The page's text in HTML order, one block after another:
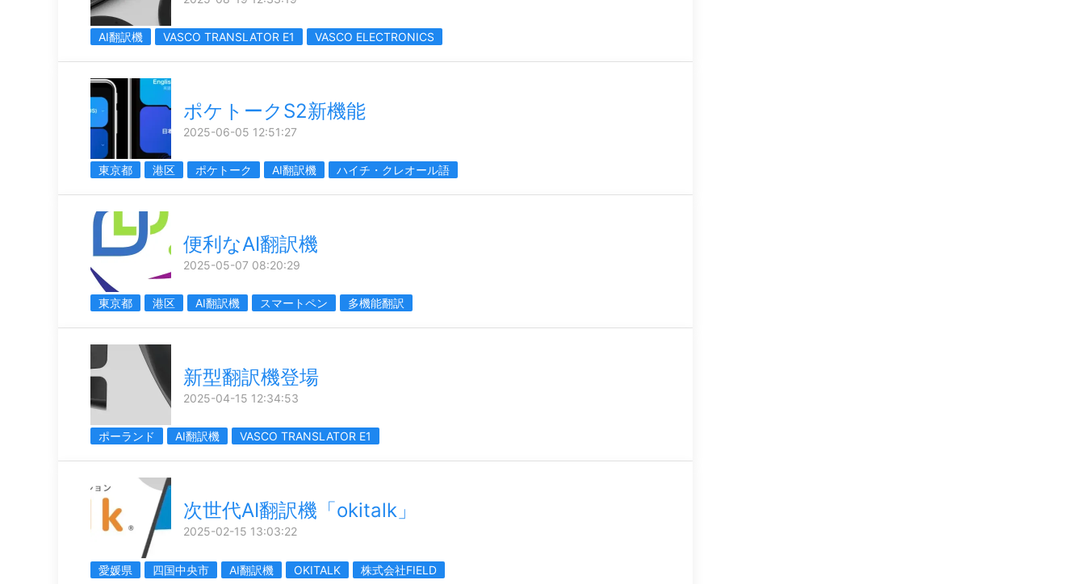
AI翻訳機 VASCO TRANSLATOR E1 VASCO ELECTRONICS
ポケトークS2新機能
2025-06-05 12:51:27
東京都 港区 ポケトーク AI翻訳機 ハイチ・クレオール語
便利なAI翻訳機
2025-05-07 08:20:29
東京都 港区 AI翻訳機 スマートペン 多機能翻訳
新型翻訳機登場
2025-04-15 12:34:53
ポーランド AI翻訳機 VASCO TRANSLATOR E1
次世代AI翻訳機「okitalk」
2025-02-15 13:03:22
愛媛県 四国中央市 AI翻訳機 OKITALK 株式会社FIELD